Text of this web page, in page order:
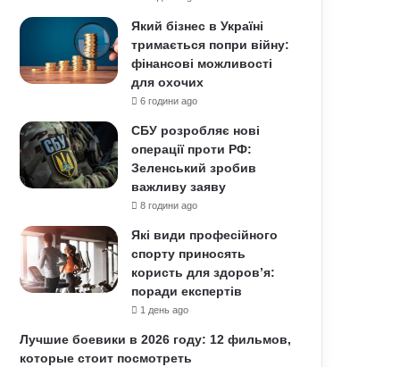
Який бізнес в Україні
тримається попри війну:
фінансові можливості
для охочих
6 години ago
СБУ розробляє нові
операції проти РФ:
Зеленський зробив
важливу заяву
8 години ago
Які види професійного
спорту приносять
користь для здоров’я:
поради експертів
1 день ago
Лучшие боевики в 2026 году: 12 фильмов,
которые стоит посмотреть